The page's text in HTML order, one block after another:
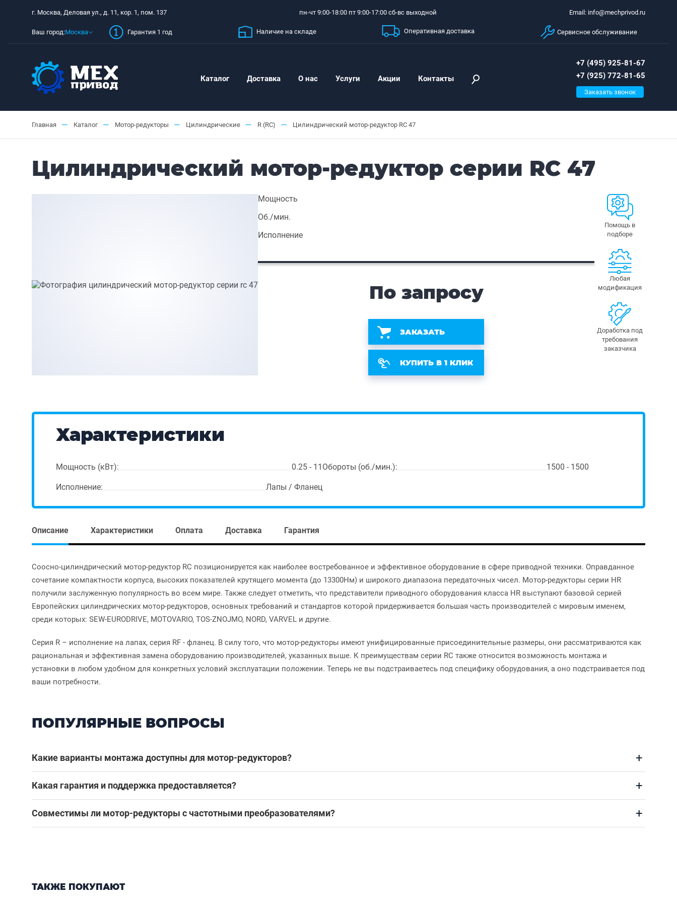
г. Москва, Деловая ул., д. 11, кор. 1, пом. 137 пн-чт 9:00-18:00 пт 9:00-17:00 сб-вс выходной Email: info@mechprivod.ru
Ваш город:Москва Гарантия 1 год Наличие на складе Оперативная доставка Сервисное обслуживание
Каталог Доставка О нас Услуги Акции Контакты
+7 (495) 925-81-67
+7 (925) 772-81-65
Заказать звонок
Главная — Каталог — Мотор-редукторы — Цилиндрические — R (RC) — Цилиндрический мотор-редуктор RC 47
Цилиндрический мотор-редуктор серии RC 47
Мощность
Об./мин.
Исполнение
По запросу
ЗАКАЗАТЬ
КУПИТЬ В 1 КЛИК
Помощь в
подборе
Любая
модификация
Доработка под
требования
заказчика
Характеристики
Мощность (кВт): 0.25 - 11 Обороты (об./мин.): 1500 - 1500
Исполнение: Лапы / Фланец
Описание Характеристики Оплата Доставка Гарантия
Соосно-цилиндрический мотор-редуктор RC позиционируется как наиболее востребованное и эффективное оборудование в сфере приводной техники. Оправданное
сочетание компактности корпуса, высоких показателей крутящего момента (до 13300Нм) и широкого диапазона передаточных чисел. Мотор-редукторы серии HR
получили заслуженную популярность во всем мире. Также следует отметить, что представители приводного оборудования класса HR выступают базовой серией
Европейских цилиндрических мотор-редукторов, основных требований и стандартов которой придерживается большая часть производителей с мировым именем,
среди которых: SEW-EURODRIVE, MOTOVARIO, TOS-ZNOJMO, NORD, VARVEL и другие.
Серия R – исполнение на лапах, серия RF - фланец. В силу того, что мотор-редукторы имеют унифицированные присоединительные размеры, они рассматриваются как
рациональная и эффективная замена оборудованию производителей, указанных выше. К преимуществам серии RC также относится возможность монтажа и
установки в любом удобном для конкретных условий эксплуатации положении. Теперь не вы подстраиваетесь под специфику оборудования, а оно подстраивается под
ваши потребности.
ПОПУЛЯРНЫЕ ВОПРОСЫ
Какие варианты монтажа доступны для мотор-редукторов? +
Какая гарантия и поддержка предоставляется? +
Совместимы ли мотор-редукторы с частотными преобразователями? +
ТАКЖЕ ПОКУПАЮТ